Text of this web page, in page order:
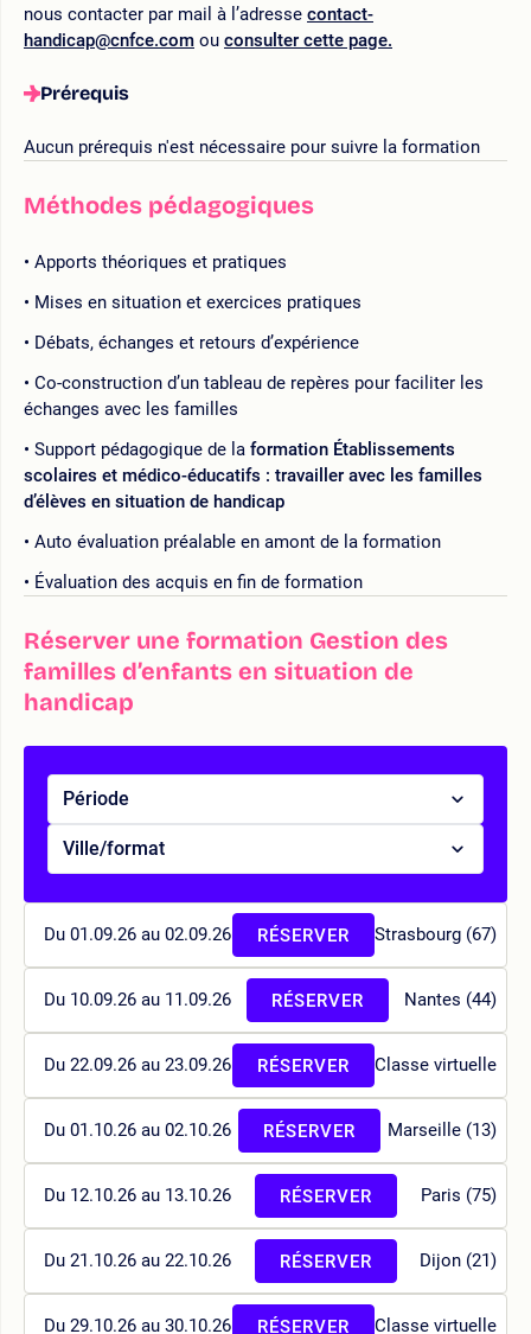
nous contacter par mail à l’adresse contact-
handicap@cnfce.com ou consulter cette page.
Prérequis
Aucun prérequis n'est nécessaire pour suivre la formation
Méthodes pédagogiques
Apports théoriques et pratiques
Mises en situation et exercices pratiques
Débats, échanges et retours d’expérience
Co-construction d’un tableau de repères pour faciliter les
échanges avec les familles
Support pédagogique de la formation Établissements
scolaires et médico-éducatifs : travailler avec les familles
d’élèves en situation de handicap
Auto évaluation préalable en amont de la formation
Évaluation des acquis en fin de formation
Réserver une formation Gestion des
familles d’enfants en situation de
handicap
Période
Ville/format
Du 01.09.26 au 02.09.26 Strasbourg (67)
RÉSERVER
Du 10.09.26 au 11.09.26 Nantes (44)
RÉSERVER
Du 22.09.26 au 23.09.26 Classe virtuelle
RÉSERVER
Du 01.10.26 au 02.10.26 Marseille (13)
RÉSERVER
Du 12.10.26 au 13.10.26 Paris (75)
RÉSERVER
Du 21.10.26 au 22.10.26 Dijon (21)
RÉSERVER
Du 29.10.26 au 30.10.26 Classe virtuelle
RÉSERVER